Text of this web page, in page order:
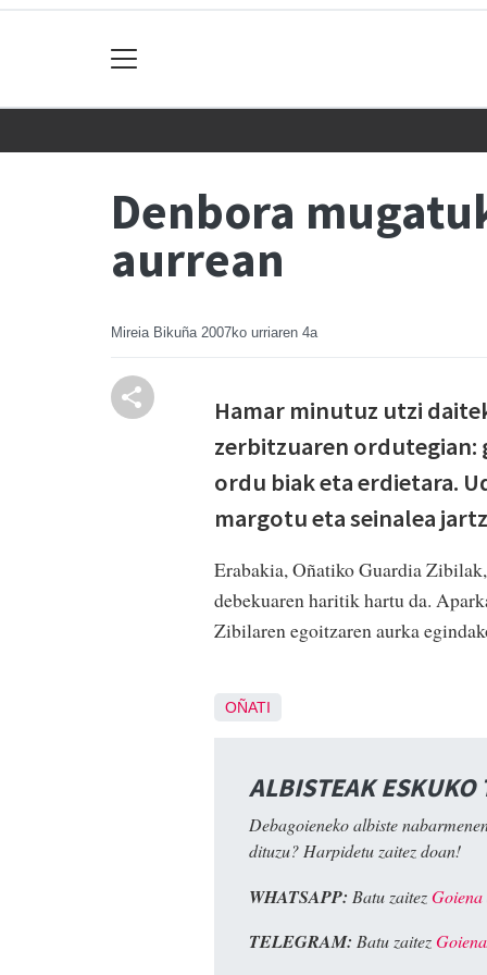
Denbora
aurrean
Mireia Bikuña 2007ko urriaren 4a
Hamar minutuz utzi
zerbitzuaren ordutegian:
ordu biak eta erdietara.
margotu eta seinalea
Erabakia, Oñatiko Guardia
debekuaren haritik hartu da.
Zibilaren egoitzaren aurka
OÑATI
ALBISTEAK ESKUKO
Debagoieneko albiste
dituzu? Harpidetu zaitez doan!
WHATSAPP: Batu zaitezGoiena
TELEGRAM: Batu zaitez